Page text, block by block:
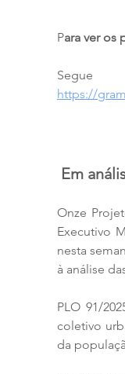
Para ver os
https://
Em
Onze
Executivo
nesta
à análise
PLO 91/
coletivo
da